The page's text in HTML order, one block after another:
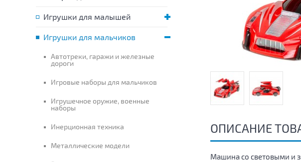
Игрушки для малышей
Игрушки для мальчиков
Автотреки, гаражи и железные
дороги
Игровые наборы для мальчиков
Игрушечное оружие, военные
наборы
Инерционная техника
Металлические модели
ОПИСАНИЕ
Машина со световыми и